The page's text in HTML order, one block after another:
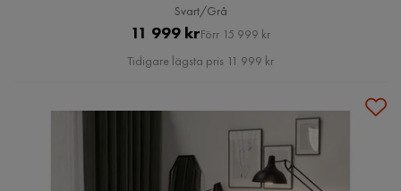
Svart/Grå
Pris
11 999 krOriginal
Pris
Förr 15 999 kr
Tidigare lägsta pris 11 999 kr